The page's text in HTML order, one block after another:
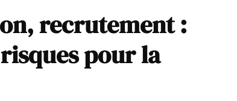
recrutement :
pour la